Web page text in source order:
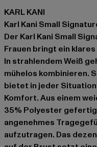
KARL KANI
Karl Kani Small
Der Karl Kani Small
Frauen bringt ein
In strahlendem Weiß
mühelos kombinieren.
bietet in jeder
Komfort. Aus einem
35% Polyester
angenehmes
aufzutragen. Das